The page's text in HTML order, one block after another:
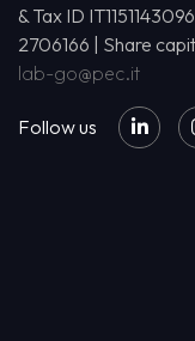
& Tax ID
2706166 | Share
lab-go@pec.it
Follow us